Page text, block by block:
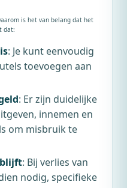
is het van belang dat het
dat:
: Je kunt eenvoudig
toevoegen aan
: Er zijn duidelijke
innemen en
om misbruik te
: Bij verlies van
nodig, specifieke